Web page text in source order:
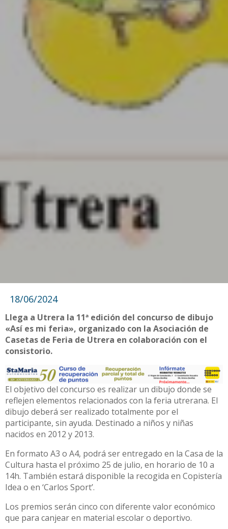
18/06/2024
Llega a Utrera la 11ª edición del concurso de dibujo
«Así es mi feria», organizado con la Asociación de
Casetas de Feria de Utrera en colaboración con el
consistorio.
El objetivo del concurso es realizar un dibujo donde se
reflejen elementos relacionados con la feria utrerana. El
dibujo deberá ser realizado totalmente por el
participante, sin ayuda. Destinado a niños y niñas
nacidos en 2012 y 2013.
En formato A3 o A4, podrá ser entregado en la Casa de la
Cultura hasta el próximo 25 de julio, en horario de 10 a
14h. También estará disponible la recogida en Copistería
Idea o en ‘Carlos Sport’.
Los premios serán cinco con diferente valor económico
que para canjear en material escolar o deportivo.